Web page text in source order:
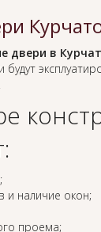
двери в
и наличие окон;
проема;